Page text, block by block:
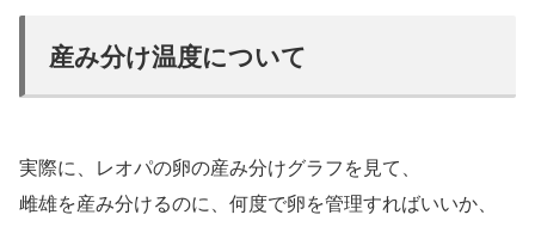
産み分け温度について
実際に、レオパの卵の産み分けグラフを見て、
雌雄を産み分けるのに、何度で卵を管理すればいいか、